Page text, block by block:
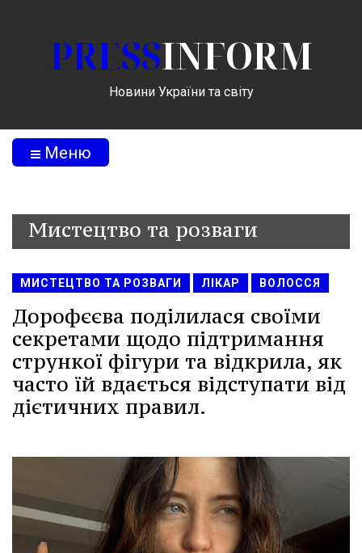
PRESSINFORM
Новини України та світу
Меню
Мистецтво та розваги
МИСТЕЦТВО ТА РОЗВАГИ ЛІКАР ВОЛОССЯ
Дорофєєва поділилася своїми
секретами щодо підтримання
стрункої фігури та відкрила, як
часто їй вдається відступати від
дієтичних правил.